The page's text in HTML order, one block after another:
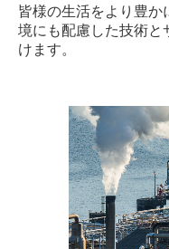
皆様の生活をより豊か
境にも配慮した技術と
けます。